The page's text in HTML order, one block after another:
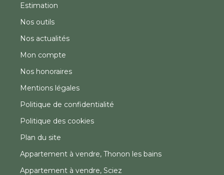
Estimation
Nos outils
Nos actualités
Mon compte
Nos honoraires
Mentions légales
Politique de confidentialité
Politique des cookies
Plan du site
Appartement à vendre, Thonon les bains
Appartement à vendre, Sciez